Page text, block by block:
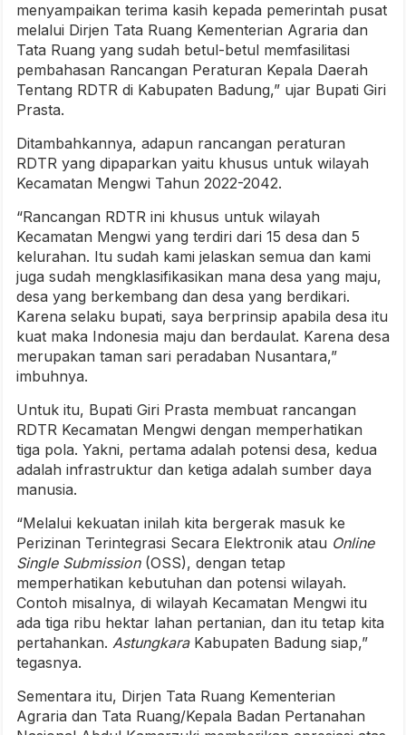
menyampaikan terima kasih kepada pemerintah pusat
melalui Dirjen Tata Ruang Kementerian Agraria dan
Tata Ruang yang sudah betul-betul memfasilitasi
pembahasan Rancangan Peraturan Kepala Daerah
Tentang RDTR di Kabupaten Badung,” ujar Bupati Giri
Prasta.
Ditambahkannya, adapun rancangan peraturan
RDTR yang dipaparkan yaitu khusus untuk wilayah
Kecamatan Mengwi Tahun 2022-2042.
“Rancangan RDTR ini khusus untuk wilayah
Kecamatan Mengwi yang terdiri dari 15 desa dan 5
kelurahan. Itu sudah kami jelaskan semua dan kami
juga sudah mengklasifikasikan mana desa yang maju,
desa yang berkembang dan desa yang berdikari.
Karena selaku bupati, saya berprinsip apabila desa itu
kuat maka Indonesia maju dan berdaulat. Karena desa
merupakan taman sari peradaban Nusantara,”
imbuhnya.
Untuk itu, Bupati Giri Prasta membuat rancangan
RDTR Kecamatan Mengwi dengan memperhatikan
tiga pola. Yakni, pertama adalah potensi desa, kedua
adalah infrastruktur dan ketiga adalah sumber daya
manusia.
“Melalui kekuatan inilah kita bergerak masuk ke
Perizinan Terintegrasi Secara Elektronik atau Online
Single Submission(OSS), dengan tetap
memperhatikan kebutuhan dan potensi wilayah.
Contoh misalnya, di wilayah Kecamatan Mengwi itu
ada tiga ribu hektar lahan pertanian, dan itu tetap kita
pertahankan. AstungkaraKabupaten Badung siap,”
tegasnya.
Sementara itu, Dirjen Tata Ruang Kementerian
Agraria dan Tata Ruang/Kepala Badan Pertanahan